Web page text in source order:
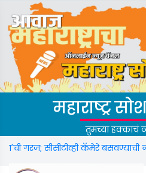
महाराष्ट्र
तुमच्या हक्काचं
सीसीटीव्ही कॅमेरे बसवण्याची